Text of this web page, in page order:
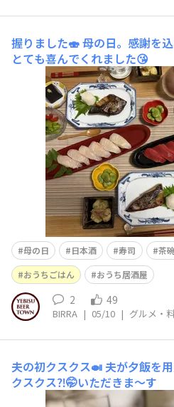
握りました🍣母の日。感謝を
とても喜んでくれました😘
母の日 日本酒 寿司 茶
おうちごはん
おうち居酒屋
2 49
BIRRA | 05/10 | グルメ・
夫の初クスクス🍛 夫が夕飯を
クスクス⁈🤭いただきま〜す